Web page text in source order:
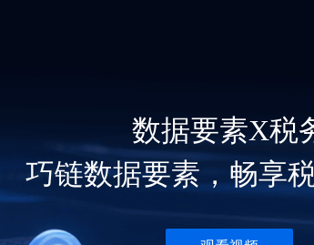
数据要素X税
巧链数据要素，畅享